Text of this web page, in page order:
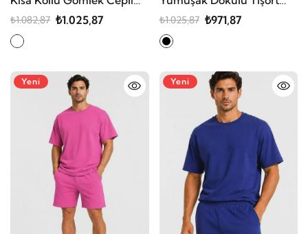
Şort Alt Üst Takım
₺1.082,87 ₺1.025,87
Cepli Şort Alt Üst Takım
₺1.025,87 ₺971,87
Yeni Yeni